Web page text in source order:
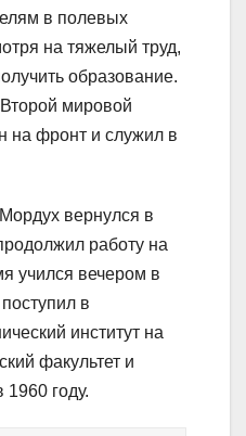
в полевых
на тяжелый труд,
образование.
мировой
на фронт и служил в
вернулся в
работу на
учился вечером в
в
институт на
факультет и
1960 году.